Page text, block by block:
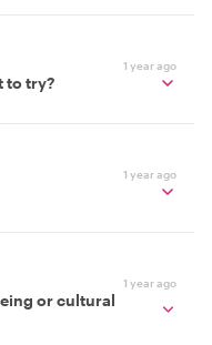
1 year ago
to try?
1 year ago
1 year ago
or cultural